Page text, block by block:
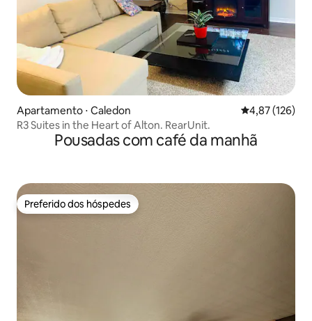
Apartamento ⋅ Caledon 4,87 de uma
4,87 (126)
R3 Suites in the Heart of Alton. RearUnit.
Pousadas com café da manhã
Preferido dos hóspedes
Preferido dos hóspedes